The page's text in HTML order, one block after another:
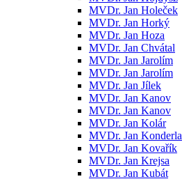
MVDr. Jan Holeček
MVDr. Jan Horký
MVDr. Jan Hoza
MVDr. Jan Chvátal
MVDr. Jan Jarolím
MVDr. Jan Jarolím
MVDr. Jan Jílek
MVDr. Jan Kanov
MVDr. Jan Kanov
MVDr. Jan Kolár
MVDr. Jan Konderla
MVDr. Jan Kovařík
MVDr. Jan Krejsa
MVDr. Jan Kubát